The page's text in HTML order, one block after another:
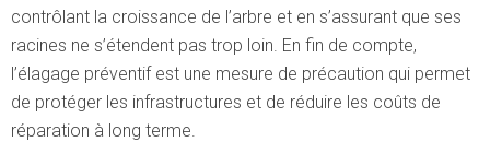
contrôlant la croissance de l’arbre et en s’assurant que ses
racines ne s’étendent pas trop loin. En fin de compte,
l’élagage préventif est une mesure de précaution qui permet
de protéger les infrastructures et de réduire les coûts de
réparation à long terme.